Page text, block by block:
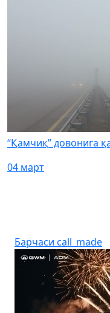
“Қамчиқ” довонига
04 март
Барчаси call_made